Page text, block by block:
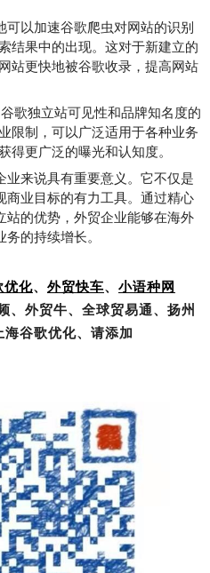
可以加速谷歌爬虫对网站的识别
结果中的出现。这对于新建立的
站更快地被谷歌收录，提高网站
歌独立站可见性和品牌知名度的
限制，可以广泛适用于各种业务
得更广泛的曝光和认知度。
来说具有重要意义。它不仅是
业目标的有力工具。通过精心
的优势，外贸企业能够在海外
的持续增长。
优化、 外贸快车、 小语种网
外贸牛、全球贸易通、扬州
谷歌优化、请添加